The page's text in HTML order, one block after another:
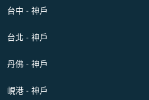
台中 - 神戶
台北 - 神戶
丹佛 - 神戶
峴港 - 神戶